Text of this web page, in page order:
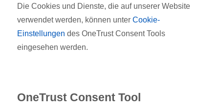
Die Cookies und Dienste, die auf unserer Website
verwendet werden, können unter Cookie-
Einstellungen des OneTrust Consent Tools
eingesehen werden.
OneTrust Consent Tool